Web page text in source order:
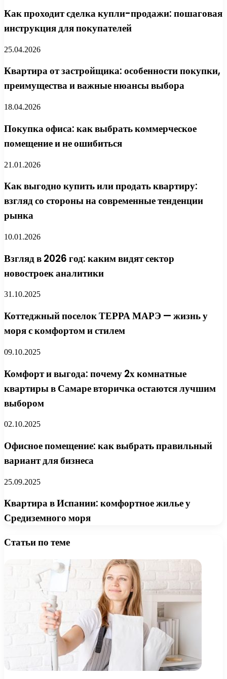
Как проходит сделка купли-продажи: пошаговая
инструкция для покупателей
25.04.2026
Квартира от застройщика: особенности покупки,
преимущества и важные нюансы выбора
18.04.2026
Покупка офиса: как выбрать коммерческое
помещение и не ошибиться
21.01.2026
Как выгодно купить или продать квартиру:
взгляд со стороны на современные тенденции
рынка
10.01.2026
Взгляд в 2026 год: каким видят сектор
новостроек аналитики
31.10.2025
Коттеджный поселок ТЕРРА МАРЭ — жизнь у
моря с комфортом и стилем
09.10.2025
Комфорт и выгода: почему 2х комнатные
квартиры в Самаре вторичка остаются лучшим
выбором
02.10.2025
Офисное помещение: как выбрать правильный
вариант для бизнеса
25.09.2025
Квартира в Испании: комфортное жилье у
Средиземного моря
Статьи по теме